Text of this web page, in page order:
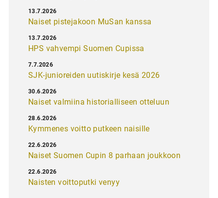
Naiset pistejakoon MuSan kanssa
13.7.2026
HPS vahvempi Suomen Cupissa
13.7.2026
SJK-junioreiden uutiskirje kesä 2026
7.7.2026
Naiset valmiina historialliseen otteluun
30.6.2026
Kymmenes voitto putkeen naisille
28.6.2026
Naiset Suomen Cupin 8 parhaan joukkoon
22.6.2026
Naisten voittoputki venyy
22.6.2026